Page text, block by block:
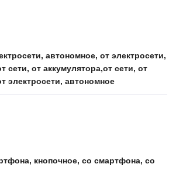
автономное, от электросети,
сети, от аккумулятора,от сети, от
электросети, автономное
кнопочное, со смартфона, со